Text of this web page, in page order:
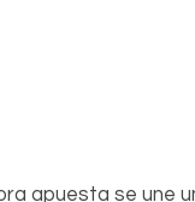
apuesta se une